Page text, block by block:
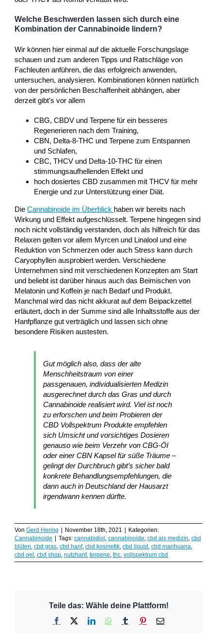
Welche Beschwerden lassen sich durch eine
Kombination der Cannabinoide lindern?
Wir können hier einmal auf die aktuelle Forschungslage
schauen und zum anderen Tipps und Ratschläge von
Fachleuten anführen, die das erfolgreich anwenden,
untersuchen, analysieren. Kombinationen können natürlich
von der persönlichen Beschaffenheit abhängen, aber
derzeit gibt’s vor allem
CBG, CBDV und Terpene für ein besseres
Regenerieren nach dem Training,
CBN, Delta-8-THC und Terpene zum Entspannen
und Schlafen,
CBC, THCV und Delta-10-THC für einen
stimmungsaufhellenden Effekt und
hoch dosiertes CBD zusammen mit THCV für mehr
Energie und zur Unterstützung einer Diät.
Die Cannabinoide im Überblick haben wir bereits nach
Wirkung und Effekt aufgeschlüsselt. Terpene hingegen sind
noch nicht vollständig verstanden, doch als hilfreich für das
Relaxen gelten vor allem Myrcen und Linalool und eine
Reduktion von Schmerzen oder auch Stress kann durch
Caryophyllen ausprobiert werden. Verschiedene
Unternehmen sind mit verschiedenen Konzepten am Start
und beliebt ist darüber hinaus auch das Beimischen von
Melatonin und Koffein je nach Bedarf und Produkt.
Manchmal wird das nicht akkurat auf dem Beipackzettel
erläutert, doch in der Summe sind alle Inhaltsstoffe aus der
Hanfpflanze gut verträglich und lassen sich ohne
besondere Risiken austesten.
Gut möglich also, dass der alte
Menschheitstraum von einer
passgenauen, individualisierten Medizin
ausgerechnet durch das Gras und durch
Cannabinoide realisiert wird. Viel ist noch
zu erforschen und beim Probieren der
CBD Vollspektrum Produkte empfehlen
sich Umsicht und vorsichtiges Dosieren
genauso wie beim Verzehr von CBG-Öl
oder einer CBN Kapsel für süße Träume –
gelingt der Durchbruch gibt’s sicher bald
konkrete Behandlungsempfehlungen, die
dann auch in Deutschland der Hausarzt
irgendwann kennen dürfte.
Von Gerd Hering November 18th, 2021
Kategorien:
Cannabinoide
Tags: cannabidiol , cannabinoide, cbd als medizin, cbd
blüten, cbd gras, cbd hanf, cbd kosmetik, cbd liquid , cbd marihuana,
cbd oel , cbd shop, nutzhanf, terpene, thc, vollspektrum cbd
Teile das: Wähle deine Plattform!
Facebook LinkedInWhatsApp
Tumblr Pinterest
E-